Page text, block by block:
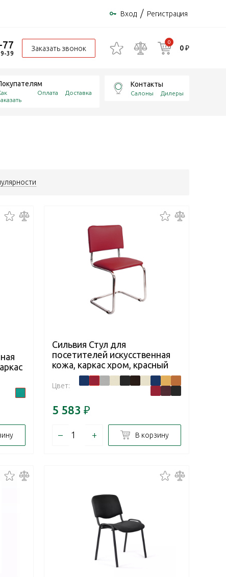
Вход / Регистрация
77
39
Заказать звонок
0
0 ₽
Оплата Доставка
Контакты
Салоны Дилеры
Сильвия Стул для
посетителей искусственная
кожа, каркас хром, красный
Цвет:
5 583 ₽
– + В корзину